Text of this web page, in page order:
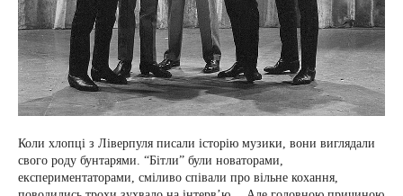
Коли хлопці з Ліверпуля писали історію музики, вони виглядали
свого роду бунтарями. “Бітли” були новаторами,
експериментаторами, сміливо співали про вільне кохання,